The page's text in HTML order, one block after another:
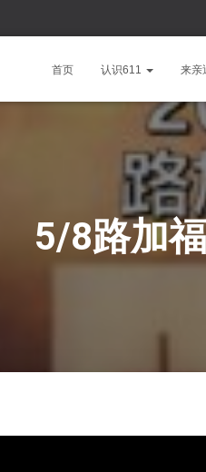
首页 认识611 来亲
5/8路加